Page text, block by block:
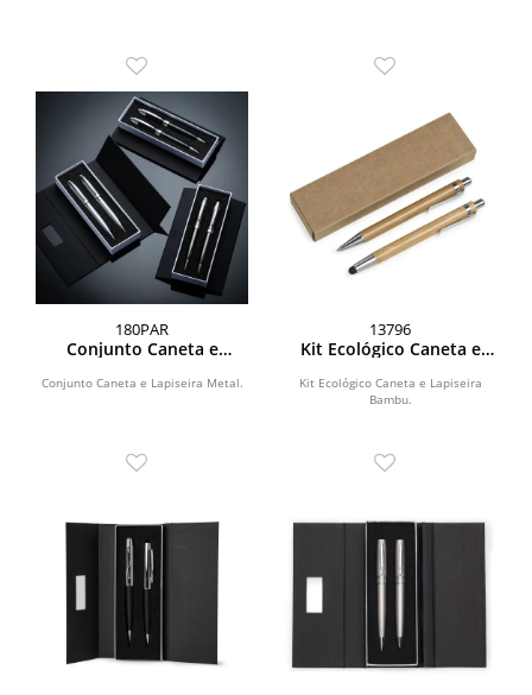
180PAR
Conjunto Caneta e
Conjunto Caneta e Lapiseira Metal.
13796
Kit Ecológico Caneta e
Kit Ecológico Caneta e Lapiseira
Bambu.